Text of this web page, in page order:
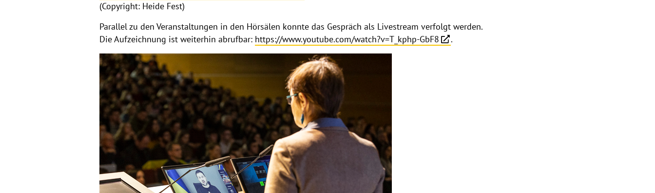
(Copyright: Heide Fest)
Parallel zu den Veranstaltungen in den Hörsälen konnte das Gespräch als Livestream verfolgt werden.
Die Aufzeichnung ist weiterhin abrufbar: https://www.youtube.com/watch?v=T_kphp-GbF8 .